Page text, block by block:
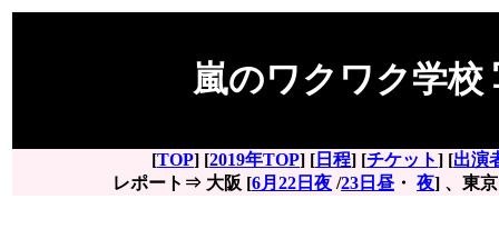
嵐のワクワク学校
[TOP] [2019年TOP] [ 日程] [チケット] [出演
レポート⇒ 大阪 [6月22日夜 /23日昼 ・ 夜] 、東